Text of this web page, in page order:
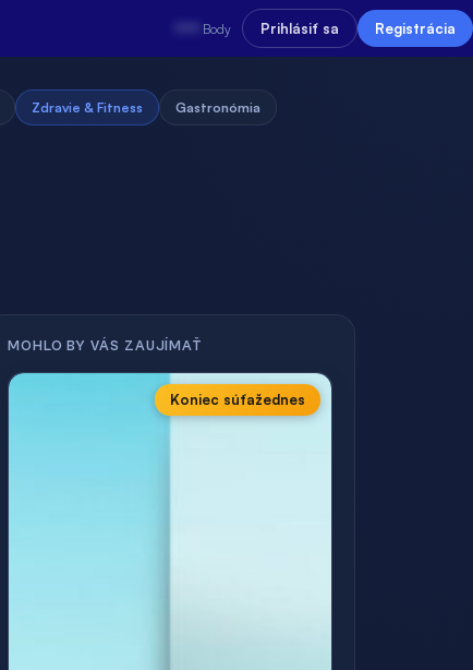
Body Prihlásiť sa Registrácia
Zdravie & Fitness Gastronómia
MOHLO BY VÁS ZAUJÍMAŤ
Koniec súťažednes